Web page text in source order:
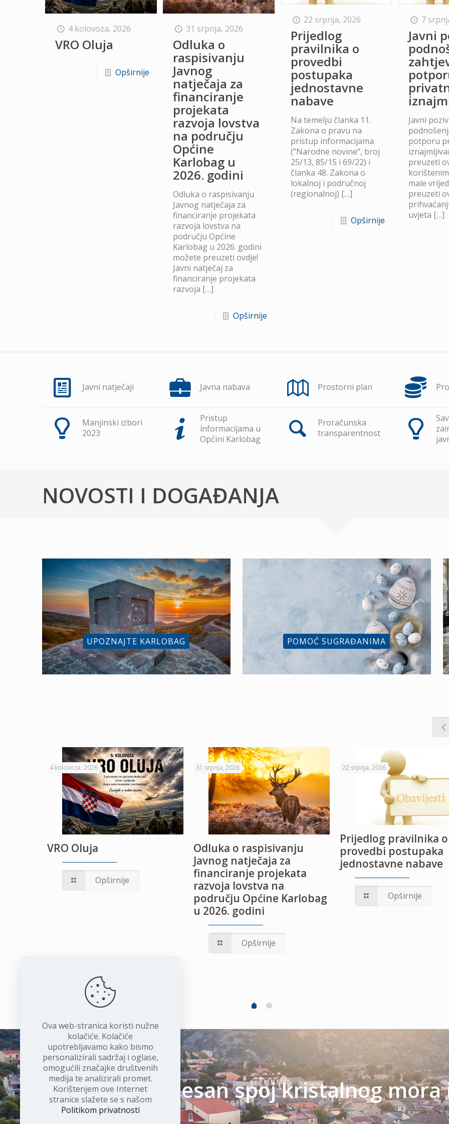
4 kolovoza, 2026
VRO Oluja
Opširnije
31 srpnja, 2026
Odluka o
raspisivanju
Javnog
natječaja za
financiranje
projekata
razvoja lovstva
na području
Općine
Karlobag u
2026. godini
Odluka o raspisivanju
Javnog natječaja za
financiranje projekata
razvoja lovstva na
području Općine
Karlobag u 2026. godini
možete preuzeti ovdje!
Javni natječaj za
financiranje projekata
razvoja […]
Opširnije
22 srpnja, 2026
Prijedlog
pravilnika o
provedbi
postupaka
jednostavne
nabave
Na temelju članka 11.
Zakona o pravu na
pristup informacijama
(”Narodne novine”, broj
25/13, 85/15 i 69/22) i
članka 48. Zakona o
lokalnoj i područnoj
(regionalnoj) […]
Opširnije
7
Javni
Javni
potporu
preuzeti
male
preuzeti
uvjeta […]
Javni natječaji Javna nabava Prostorni plan
Manjinski izbori
2023
Pristup
informacijama u
Općini Karlobag
Proračunska
transparentnost
NOVOSTI I DOGAĐANJA
UPOZNAJTE KARLOBAG POMOĆ SUGRAĐANIMA
4 kolovoza, 2026
VRO Oluja
Opširnije
31 srpnja, 2026
Odluka o raspisivanju
Javnog natječaja za
financiranje projekata
razvoja lovstva na
području Općine Karlobag
u 2026. godini
Opširnije
22 srpnja, 2026
Prijedlog pravilnika o
provedbi postupaka
jednostavne nabave
Opširnije
Čudesan spoj kristalnog
Ova web-stranica koristi nužne
kolačiće. Kolačiće
upotrebljavamo kako bismo
personalizirali sadržaj i oglase,
omogućili značajke društvenih
medija te analizirali promet.
Korištenjem ove Internet
stranice slažete se s našom
Politikom privatnosti